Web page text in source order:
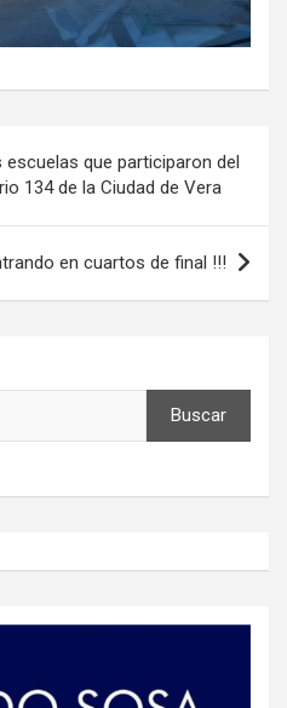
que participaron del
134 de la Ciudad de Vera
en cuartos de final !!!
Buscar